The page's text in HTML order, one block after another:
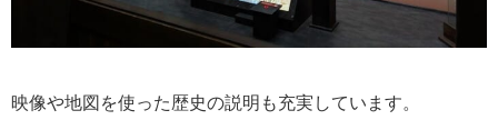
映像や地図を使った歴史の説明も充実しています。